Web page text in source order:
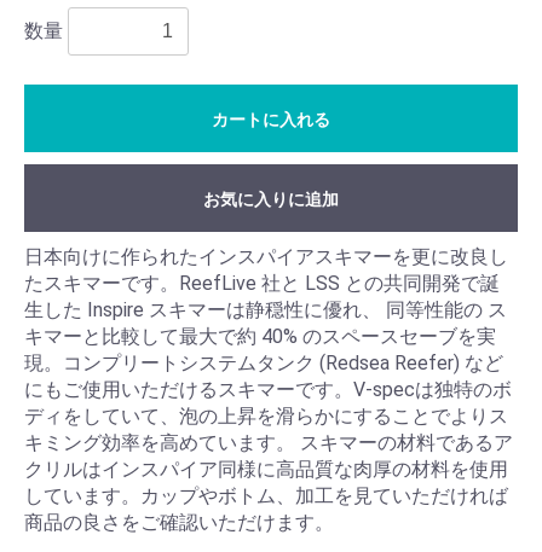
数量
カートに入れる
お気に入りに追加
日本向けに作られたインスパイアスキマーを更に改良し
たスキマーです。ReefLive 社と LSS との共同開発で誕
生した Inspire スキマーは静穏性に優れ、 同等性能の ス
キマーと比較して最大で約 40% のスペースセーブを実
現。コンプリートシステムタンク (Redsea Reefer) など
にもご使用いただけるスキマーです。V-specは独特のボ
ディをしていて、泡の上昇を滑らかにすることでよりス
キミング効率を高めています。 スキマーの材料であるア
クリルはインスパイア同様に高品質な肉厚の材料を使用
しています。カップやボトム、加工を見ていただければ
商品の良さをご確認いただけます。